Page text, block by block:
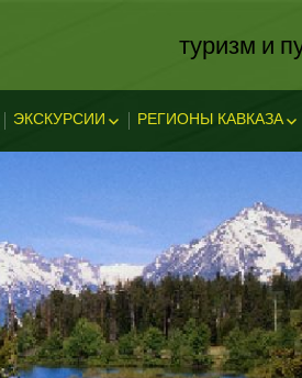
туризм и
КАВКАЗСКИЕ МИНЕРАЛЬНЫЕ
ЭКСКУРСИИ РЕГИОНЫ КАВКАЗА
ЛЕГЕНДЫ АДЫГЕИ
ДАГЕСТАН
ИНГУШЕТИЯ
КУБАНЬ
КАБАРДИНО-
КАРАЧАЕВО-